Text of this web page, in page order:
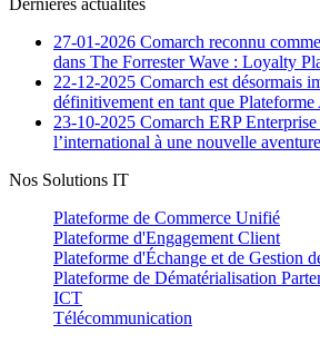
27-01-2026 Comarch reconnu
dans The Forrester Wave : Loyalty
22-12-2025 Comarch est désormais
définitivement en tant que
23-10-2025 Comarch ERP Enterprise
l’international à une nouvelle
Nos Solutions IT
Plateforme de Commerce Unifié
Plateforme d'Engagement Client
Plateforme d'Échange et de Gestion
Plateforme de Dématérialisation
ICT
Télécommunication